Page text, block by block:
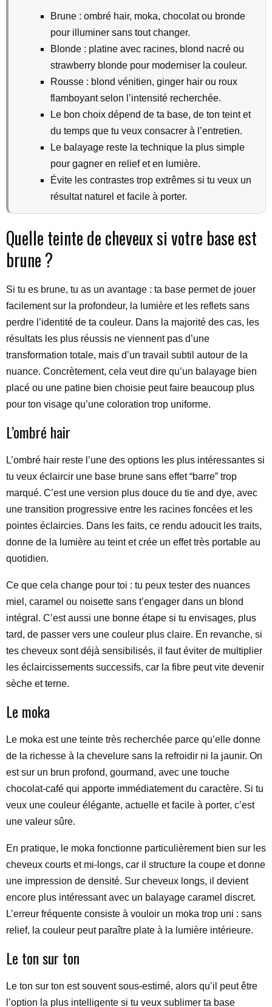
Brune : ombré hair, moka, chocolat ou bronde
pour illuminer sans tout changer.
Blonde : platine avec racines, blond nacré ou
strawberry blonde pour moderniser la couleur.
Rousse : blond vénitien, ginger hair ou roux
flamboyant selon l’intensité recherchée.
Le bon choix dépend de ta base, de ton teint et
du temps que tu veux consacrer à l’entretien.
Le balayage reste la technique la plus simple
pour gagner en relief et en lumière.
Évite les contrastes trop extrêmes si tu veux un
résultat naturel et facile à porter.
Quelle teinte de cheveux si votre base est
brune ?
Si tu es brune, tu as un avantage : ta base permet de jouer
facilement sur la profondeur, la lumière et les reflets sans
perdre l’identité de ta couleur. Dans la majorité des cas, les
résultats les plus réussis ne viennent pas d’une
transformation totale, mais d’un travail subtil autour de la
nuance. Concrètement, cela veut dire qu’un balayage bien
placé ou une patine bien choisie peut faire beaucoup plus
pour ton visage qu’une coloration trop uniforme.
L’ombré hair
L’ombré hair reste l’une des options les plus intéressantes si
tu veux éclaircir une base brune sans effet “barre” trop
marqué. C’est une version plus douce du tie and dye, avec
une transition progressive entre les racines foncées et les
pointes éclaircies. Dans les faits, ce rendu adoucit les traits,
donne de la lumière au teint et crée un effet très portable au
quotidien.
Ce que cela change pour toi : tu peux tester des nuances
miel, caramel ou noisette sans t’engager dans un blond
intégral. C’est aussi une bonne étape si tu envisages, plus
tard, de passer vers une couleur plus claire. En revanche, si
tes cheveux sont déjà sensibilisés, il faut éviter de multiplier
les éclaircissements successifs, car la fibre peut vite devenir
sèche et terne.
Le moka
Le moka est une teinte très recherchée parce qu’elle donne
de la richesse à la chevelure sans la refroidir ni la jaunir. On
est sur un brun profond, gourmand, avec une touche
chocolat-café qui apporte immédiatement du caractère. Si tu
veux une couleur élégante, actuelle et facile à porter, c’est
une valeur sûre.
En pratique, le moka fonctionne particulièrement bien sur les
cheveux courts et mi-longs, car il structure la coupe et donne
une impression de densité. Sur cheveux longs, il devient
encore plus intéressant avec un balayage caramel discret.
L’erreur fréquente consiste à vouloir un moka trop uni : sans
relief, la couleur peut paraître plate à la lumière intérieure.
Le ton sur ton
Le ton sur ton est souvent sous-estimé, alors qu’il peut être
l’option la plus intelligente si tu veux sublimer ta base